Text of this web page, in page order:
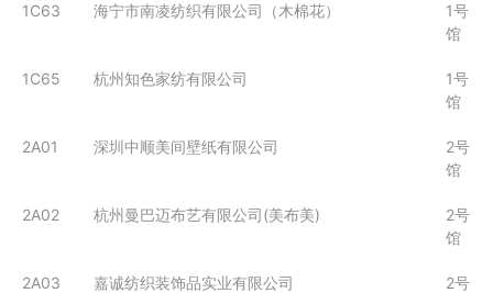
1C63 海宁市南凌纺织有限公司（木棉花）
1号
馆
1C65 杭州知色家纺有限公司
1号
馆
2A01 深圳中顺美间壁纸有限公司
2号
馆
2A02 杭州曼巴迈布艺有限公司(美布美)
2号
馆
2A03 嘉诚纺织装饰品实业有限公司
2号